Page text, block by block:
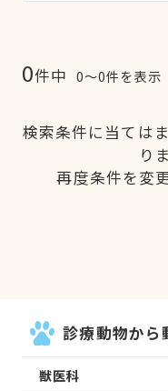
0件中 0〜0件を表示
検索条件に当ては
り
再度条件を変
診療動物から
獣医科